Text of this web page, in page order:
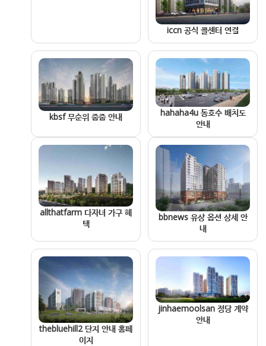
iccn 공식 콜센터 연결
kbsf 무순위 줍줍 안내
hahaha4u 동호수 배치도
안내
allthatfarm 다자녀 가구 혜
택
bbnews 유상 옵션 상세 안
내
thebluehill2 단지 안내 홈페
이지
jinhaemoolsan 정당 계약
안내